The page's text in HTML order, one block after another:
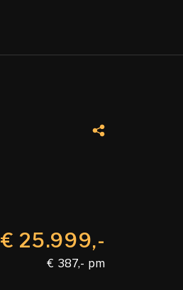
€ 25.999,-
€ 387,- pm